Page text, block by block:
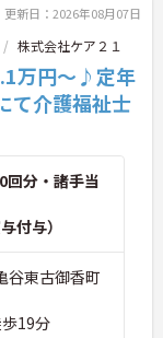
更新日：2026年08月07日
株式会社ケア２１
万円～♪定年
て介護福祉士
回分・諸手当
付与）
谷東古御香町
19分